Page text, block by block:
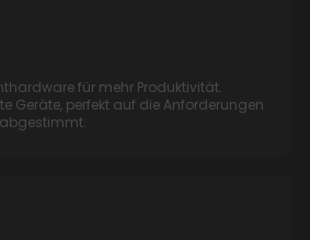
für mehr Produktivität.
Geräte, perfekt auf die Anforderungen